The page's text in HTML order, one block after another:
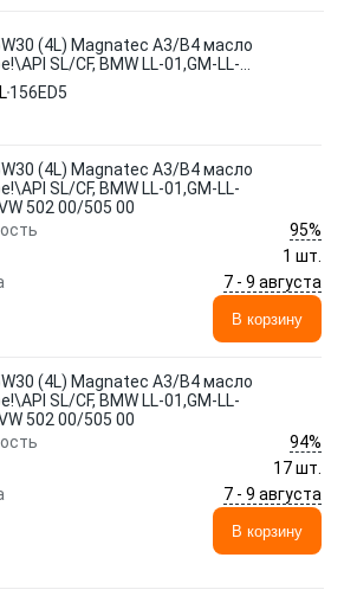
(4L) Magnatec A3/B4 масло
SL/CF, BMW LL-01,GM-LL-
502 00/505 00
156ED5
(4L) Magnatec A3/B4 масло
SL/CF, BMW LL-01,GM-LL-
502 00/505 00
95%
1 шт.
7 - 9 августа
В корзину
(4L) Magnatec A3/B4 масло
SL/CF, BMW LL-01,GM-LL-
502 00/505 00
94%
17 шт.
7 - 9 августа
В корзину